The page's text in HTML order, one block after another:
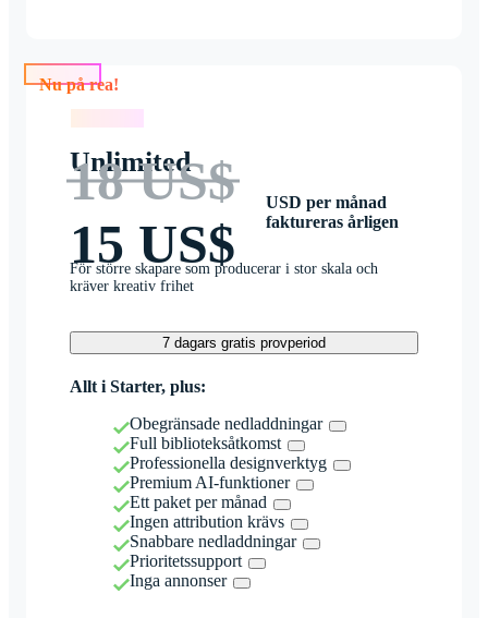
Nu på rea!
Unlimited
18 US$
15 US$
USD per månad
faktureras årligen
För större skapare som producerar i stor skala och
kräver kreativ frihet
7 dagars gratis provperiod
Allt i Starter, plus:
Obegränsade nedladdningar
Full biblioteksåtkomst
Professionella designverktyg
Premium AI-funktioner
Ett paket per månad
Ingen attribution krävs
Snabbare nedladdningar
Prioritetssupport
Inga annonser